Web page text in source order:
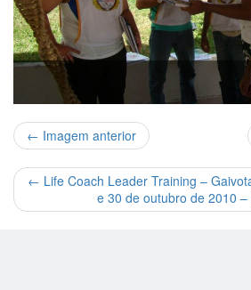
← Imagem anterior
← Life Coach Leader Training –
e 30 de outubro de 2010 –